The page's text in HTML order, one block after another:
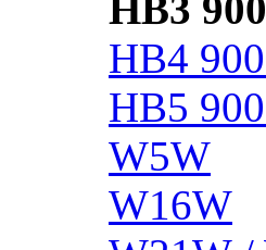
HB4
HB5
W5W
W16W